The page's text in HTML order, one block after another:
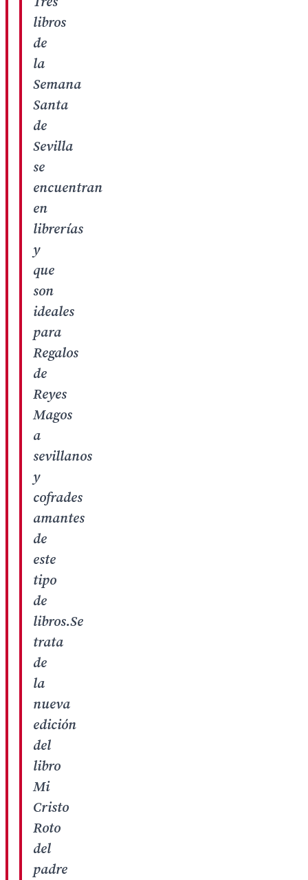
libros
de
la
Semana
Santa
de
Sevilla
se
encuentran
en
librerías
y
que
son
ideales
para
Regalos
de
Reyes
Magos
a
sevillanos
y
cofrades
amantes
de
este
tipo
de
libros.Se
trata
de
la
nueva
edición
del
libro
Mi
Cristo
Roto
del
padre